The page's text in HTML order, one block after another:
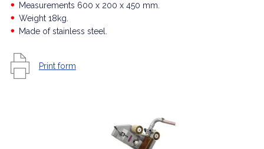
Measurements 600 x 200 x 450 mm.
Weight 18kg.
Made of stainless steel.
Print form